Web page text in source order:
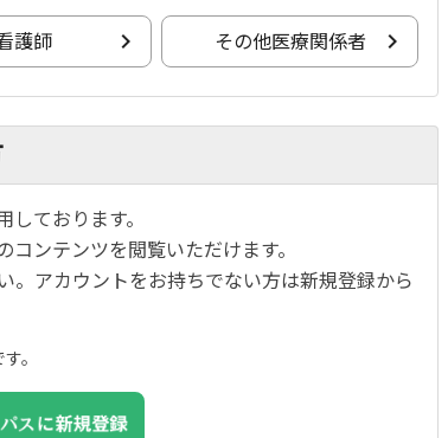
遺伝子転写誘導
たSTATは二量体を形成して核内に移行し、 遺伝
にJAKは、サイトカイン・シグナル伝達経路の最
ます。
護師 その他医療関係者
ております。
ンテンツを閲覧いただけます。
。アカウントをお持ちでない方は新規登録から
。